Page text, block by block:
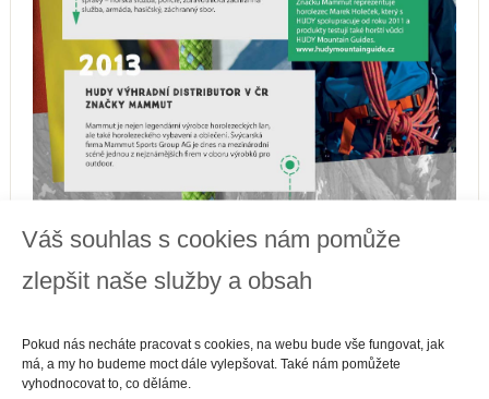
Váš souhlas s cookies nám pomůže
zlepšit naše služby a obsah
Pokud nás necháte pracovat s cookies, na webu bude vše fungovat, jak
má, a my ho budeme moct dále vylepšovat. Také nám pomůžete
vyhodnocovat to, co děláme.